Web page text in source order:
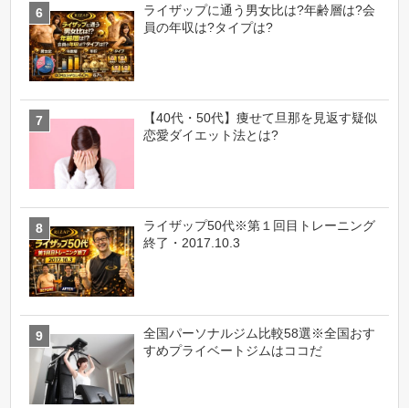
ライザップに通う男女比は?年齢層は?会
員の年収は?タイプは?
【40代・50代】痩せて旦那を見返す疑似
恋愛ダイエット法とは?
ライザップ50代※第１回目トレーニング
終了・2017.10.3
全国パーソナルジム比較58選※全国おす
すめプライベートジムはココだ